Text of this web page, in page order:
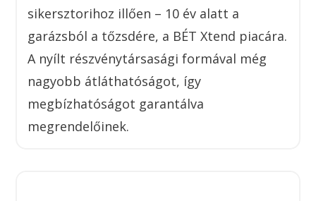
sikersztorihoz illően – 10 év alatt a
garázsból a tőzsdére, a BÉT Xtend piacára.
A nyílt részvénytársasági formával még
nagyobb átláthatóságot, így
megbízhatóságot garantálva
megrendelőinek.